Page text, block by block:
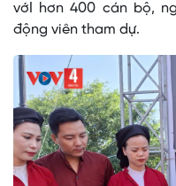
vớI hơn 400 cán bộ,
động viên tham dự.